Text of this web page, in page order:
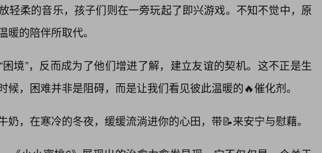
轻柔的音乐，孩子们则在一旁玩起了即兴游戏。不知不觉中，原
暖的陪伴所取代。
困境”，反而成为了他们增进了解，建立友谊的契机。这不正是生
候，困难并非是阻碍，而是让我们看见彼此温暖的🔥催化剂。
奶，在寒冷的冬夜，缓缓流淌进你的心田，带📝来安宁与慰藉。